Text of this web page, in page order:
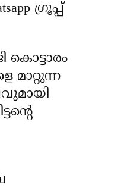
ഗ്രൂപ്പ്
കൊട്ടാരം
മാറ്റുന്ന